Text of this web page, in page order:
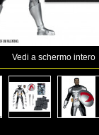
Vedi a schermo intero